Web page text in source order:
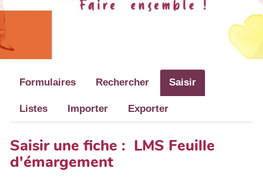
Formulaires Rechercher Saisir
Listes Importer Exporter
Saisir une fiche : LMS Feuille
d'émargement